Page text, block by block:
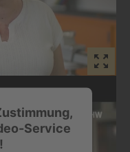
Service
der
Unternehmen
Hand ausgezeichnet